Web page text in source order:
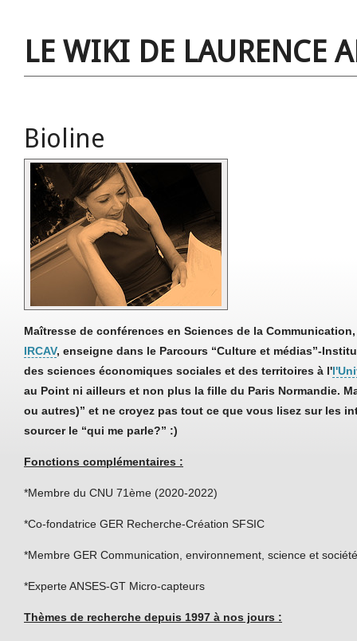
LE WIKI DE LAURENCE
Bioline
Maîtresse de conférences en Sciences de la
IRCAV, enseigne dans le Parcours “Culture et médias”-
des sciences économiques sociales et des territoires à l'
au Point ni ailleurs et non plus la fille du Paris Normandie.
ou autres)” et ne croyez pas tout ce que vous lisez sur les
sourcer le “qui me parle?” :)
Fonctions complémentaires :
*Membre du CNU 71ème (2020-2022)
*Co-fondatrice GER Recherche-Création SFSIC
*Membre GER Communication, environnement, science et
*Experte ANSES-GT Micro-capteurs
Thèmes de recherche depuis 1997 à nos jours :